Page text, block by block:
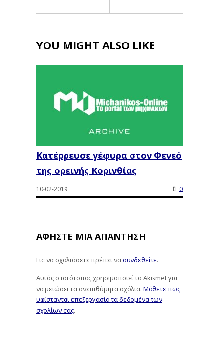
YOU MIGHT ALSO LIKE
Κατέρρευσε γέφυρα στον Φενεό
της ορεινής Κορινθίας
10-02-2019 0
ΑΦΉΣΤΕ ΜΙΑ ΑΠΆΝΤΗΣΗ
Για να σχολιάσετε πρέπει νασυνδεθείτε.
Αυτός ο ιστότοπος χρησιμοποιεί το Akismet για
να μειώσει τα ανεπιθύμητα σχόλια. Μάθετε πώς
υφίστανται επεξεργασία τα δεδομένα των
σχολίων σας.